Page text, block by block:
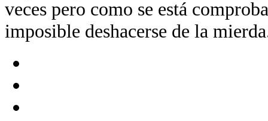
veces pero como se está
imposible deshacerse de la